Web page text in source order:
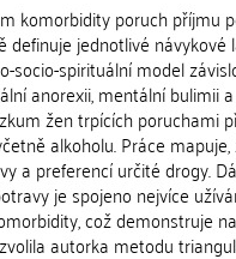
komorbidity poruch příjmu
jednotlivé návykové
socio-spirituální model
anorexii, mentální bulimii
žen trpících poruchami
alkoholu. Práce
a preferencí určité drogy.
je spojeno nejvíce
což demonstruje
autorka metodu